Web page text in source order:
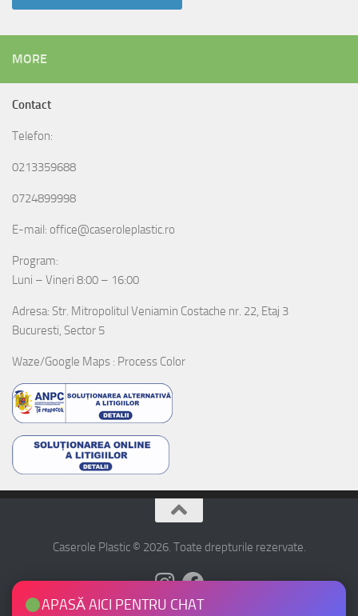
MORE
Contact
Telefon:
0213359688
0724899998
E-mail: office@caseroleplastic.ro
Program:
Luni – Vineri 8:00 – 16:00
Adresa: Str. Mitropolitul Veniamin Costache nr. 22, Etaj 3
Bucuresti, Sector 5
Waze/Google Maps : Process Color
Caserole Plastic © 2026. Toate drepturile rezervate.
APASĂ AICI PENTRU CHAT